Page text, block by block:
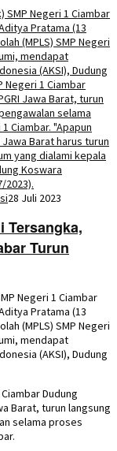
28 Juli 2023
Tersangka,
Turun
Negeri 1 Ciambar
Pratama (13
(MPLS) SMP Negeri
mendapat
(AKSI), Dudung
Dudung
Barat, turun langsung
selama proses